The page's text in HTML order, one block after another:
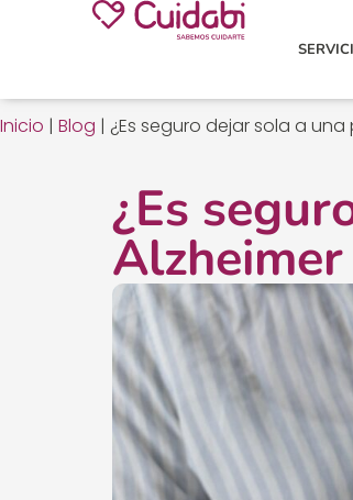
Inicio | Blog | ¿Es seguro dejar sola a
¿Es
Alzheimer